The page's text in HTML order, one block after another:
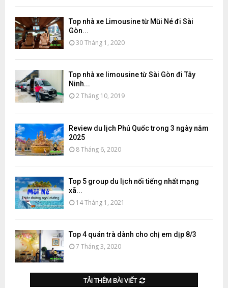
Top nhà xe Limousine từ Mũi Né đi Sài
Gòn...
30 Tháng 1, 2020
Top nhà xe limousine từ Sài Gòn đi Tây
Ninh...
2 Tháng 10, 2019
Review du lịch Phú Quốc trong 3 ngày năm
2025
8 Tháng 6, 2020
Top 5 group du lịch nổi tiếng nhất mạng
xã...
14 Tháng 1, 2021
Top 4 quán trà dành cho chị em dịp 8/3
7 Tháng 3, 2020
TẢI THÊM BÀI VIẾT